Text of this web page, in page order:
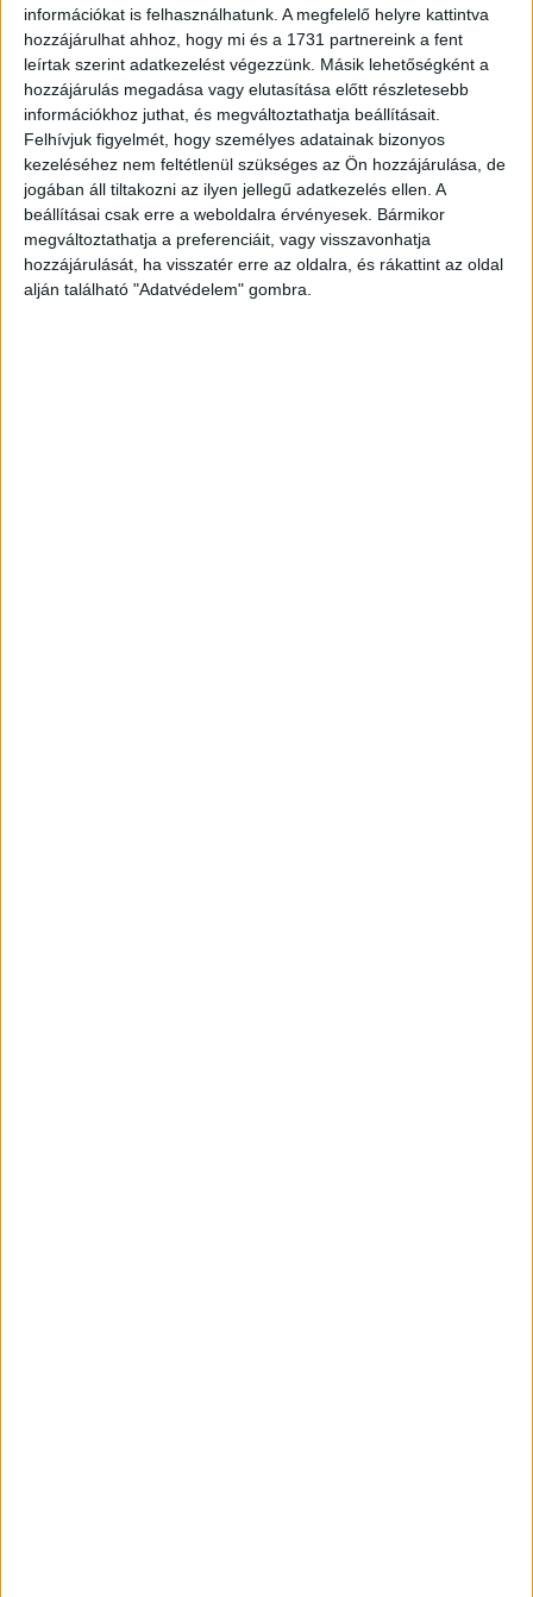
információkat is felhasználhatunk. A megfelelő helyre kattintva
hozzájárulhat ahhoz, hogy mi és a 1731 partnereink a fent
leírtak szerint adatkezelést végezzünk. Másik lehetőségként a
hozzájárulás megadása vagy elutasítása előtt részletesebb
információkhoz juthat, és megváltoztathatja beállításait.
Felhívjuk figyelmét, hogy személyes adatainak bizonyos
kezeléséhez nem feltétlenül szükséges az Ön hozzájárulása, de
jogában áll tiltakozni az ilyen jellegű adatkezelés ellen. A
beállításai csak erre a weboldalra érvényesek. Bármikor
megváltoztathatja a preferenciáit, vagy visszavonhatja
hozzájárulását, ha visszatér erre az oldalra, és rákattint az oldal
alján található "Adatvédelem" gombra.
Hirdetés
Ez a pillanat egyszerű, de mélyen megindító gesztus volt,
amely ismét rámutatott arra, milyen pozitív hatással lehet az
emberekre az állatok iránti szeretet és gondoskodás.